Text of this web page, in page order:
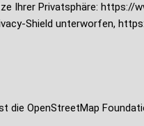
Ihrer Privatsphäre: https://
Shield unterworfen,
OpenStreetMap